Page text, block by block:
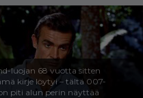
luojan 68 vuotta sitten
kirje löytyi – tältä 007-
piti alun perin näyttää